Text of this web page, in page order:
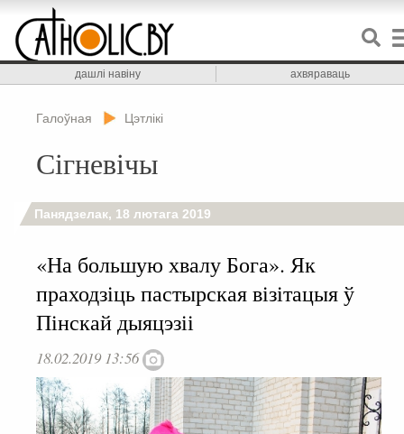
дашлі навіну ахвяраваць
Галоўная Цэтлікі
Сігневічы
Панядзелак, 18 лютага 2019
«На большую хвалу Бога». Як
праходзіць пастырская візітацыя ў
Пінскай дыяцэзіі
18.02.2019 13:56